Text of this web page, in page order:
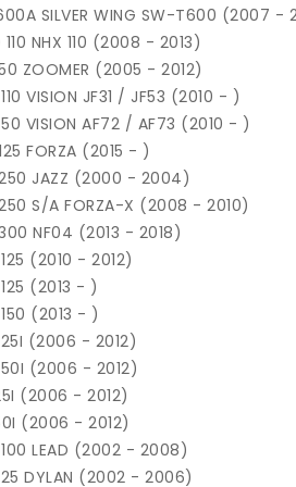
SILVER WING SW-T600 (2007 -
110 NHX 110 (2008 - 2013)
ZOOMER (2005 - 2012)
VISION JF31 / JF53 (2010 - )
50 VISION AF72 / AF73 (2010 - )
FORZA (2015 - )
250 JAZZ (2000 - 2004)
250 S/A FORZA-X (2008 - 2010)
NF04 (2013 - 2018)
(2010 - 2012)
(2013 - )
(2013 - )
(2006 - 2012)
(2006 - 2012)
(2006 - 2012)
(2006 - 2012)
100 LEAD (2002 - 2008)
DYLAN (2002 - 2006)